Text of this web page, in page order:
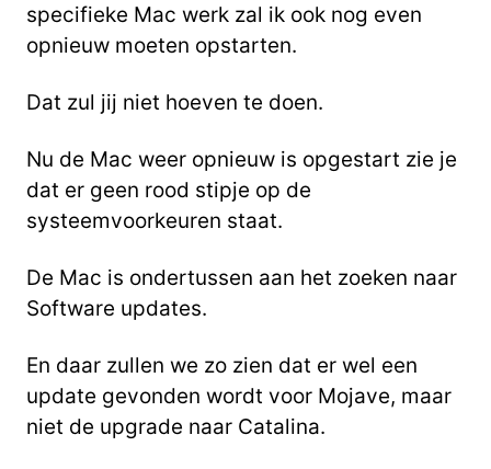
specifieke Mac werk zal ik ook nog even
opnieuw moeten opstarten.
Dat zul jij niet hoeven te doen.
Nu de Mac weer opnieuw is opgestart zie je
dat er geen rood stipje op de
systeemvoorkeuren staat.
De Mac is ondertussen aan het zoeken naar
Software updates.
En daar zullen we zo zien dat er wel een
update gevonden wordt voor Mojave, maar
niet de upgrade naar Catalina.